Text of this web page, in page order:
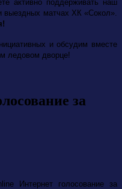
активно поддерживать наш
выездных матчах ХК «Сокол».
и обсудим вместе
ледовом дворце!
за
Интернет голосование за